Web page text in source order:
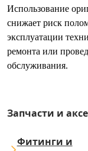
Использование
снижает риск
эксплуатации
ремонта или
обслуживания.
Запчасти и
Фитинги и